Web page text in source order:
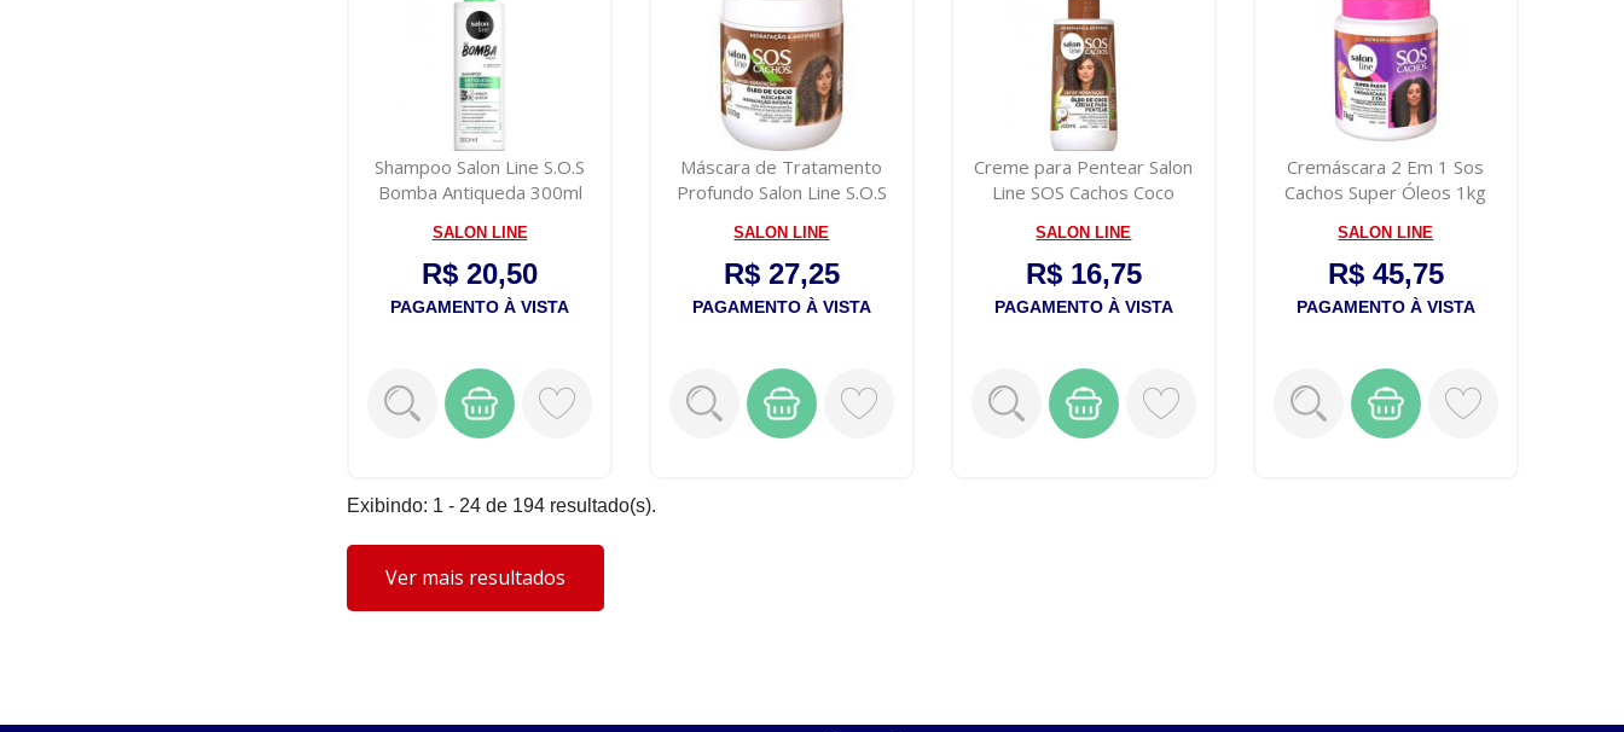
Shampoo Salon Line S.O.S
Bomba Antiqueda 300ml
SALON LINE
R$ 20,50
PAGAMENTO À VISTA
Máscara de Tratamento
Profundo Salon Line S.O.S
SALON LINE
R$ 27,25
PAGAMENTO À VISTA
Creme para Pentear Salon
Line SOS Cachos Coco
SALON LINE
R$ 16,75
PAGAMENTO À VISTA
Cremáscara 2 Em 1 Sos
Cachos Super Óleos 1kg
SALON LINE
R$ 45,75
PAGAMENTO À VISTA
Exibindo: 1 - 24 de 194 resultado(s).
Ver mais resultados